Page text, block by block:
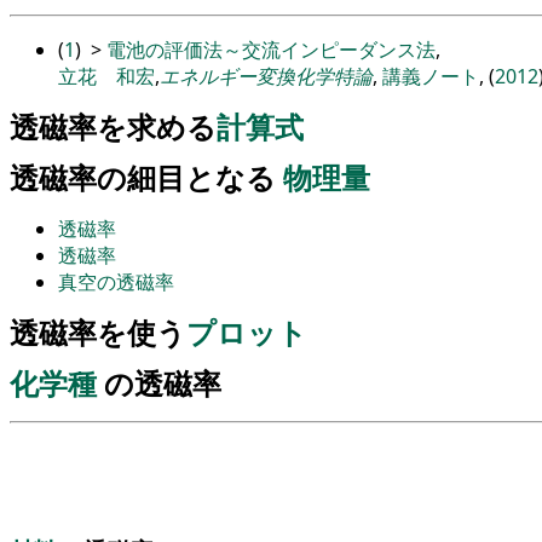
(1) > 電池の評価法～交流インピーダンス法,
立花 和宏,エネルギー変換化学特論, 講義ノート , (2012
透磁率を求める計算式
透磁率の細目となる 物理量
透磁率
透磁率
真空の透磁率
透磁率を使う プロット
化学種 の透磁率